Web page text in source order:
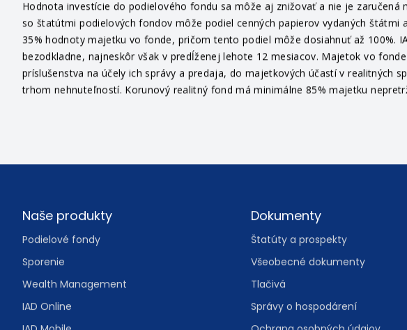
informáciami pre investorov fondov IAD Investments, správ. spol., a.s. (ďalej
Pre viac informácií sa obráťte na svojho finančného sprostredkovateľa alebo na
Hodnota investície do podielového fondu sa môže aj znižovať a nie je
so štatútmi podielových fondov môže podiel cenných papierov vydaných
35% hodnoty majetku vo fonde, pričom tento podiel môže dosiahnuť až 100%.
Footer
Naše produkty
Podielové fondy
Sporenie
Dokumenty
Štatúty a prospekty
Všeobecné dokumenty